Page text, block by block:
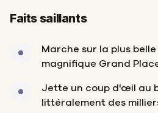
Faits saillants
Marche sur la plus
magnifique Grand
Jette un coup d'œil au
littéralement des